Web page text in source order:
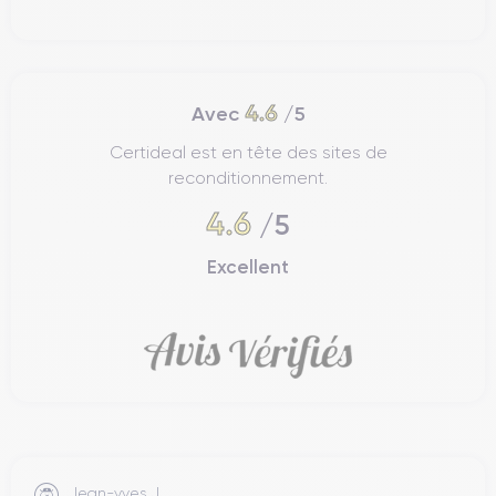
Nous explorons les caractéristiques physiques de l'
Ergonomie de l'iPhone 15 Plus
a été méticuleusement conçu pour
facilitant l'interaction avec toutes ses fonctions de manière
efficace et confortable.
Avec 4.6/5
Certideal est en tête des sites de
reconditionnement.
4.6 /5
Excellent